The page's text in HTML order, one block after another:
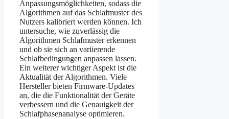
Anpassungsmöglichkeiten, sodass die
Algorithmen auf das Schlafmuster des
Nutzers kalibriert werden können. Ich
untersuche, wie zuverlässig die
Algorithmen Schlafmuster erkennen
und ob sie sich an variierende
Schlafbedingungen anpassen lassen.
Ein weiterer wichtiger Aspekt ist die
Aktualität der Algorithmen. Viele
Hersteller bieten Firmware-Updates
an, die die Funktionalität der Geräte
verbessern und die Genauigkeit der
Schlafphasenanalyse optimieren.